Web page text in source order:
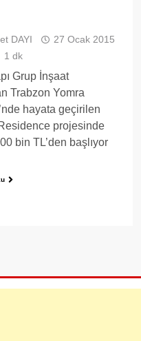
DAYI
27 Ocak 2015
1 dk
Grup İnşaat
Trabzon Yomra
hayata geçirilen
projesinde
bin TL’den başlıyor